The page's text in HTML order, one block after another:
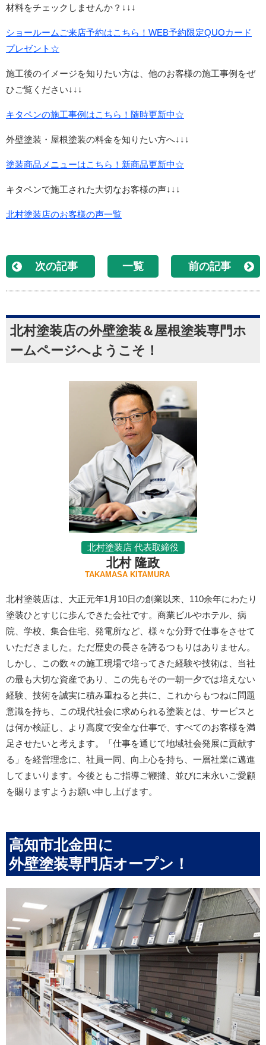
材料をチェックしませんか？↓↓↓
ショールームご来店予約はこちら！WEB予約限定QUOカード
プレゼント☆
施工後のイメージを知りたい方は、他のお客様の施工事例をぜ
ひご覧ください↓↓↓
キタペンの施工事例はこちら！随時更新中☆
外壁塗装・屋根塗装の料金を知りたい方へ↓↓↓
塗装商品メニューはこちら！新商品更新中☆
キタペンで施工された大切なお客様の声↓↓↓
北村塗装店のお客様の声一覧
次の記事 一覧 前の記事
北村塗装店の外壁塗装＆屋根塗装専門ホ
ームページへようこそ！
北村塗装店 代表取締役
北村 隆政
TAKAMASA KITAMURA
北村塗装店は、大正元年1月10日の創業以来、110余年にわたり
塗装ひとすじに歩んできた会社です。商業ビルやホテル、病
院、学校、集合住宅、発電所など、様々な分野で仕事をさせて
いただきました。ただ歴史の長さを誇るつもりはありません。
しかし、この数々の施工現場で培ってきた経験や技術は、当社
の最も大切な資産であり、この先もその一朝一夕では培えない
経験、技術を誠実に積み重ねると共に、これからもつねに問題
意識を持ち、この現代社会に求められる塗装とは、サービスと
は何か検証し、より高度で安全な仕事で、すべてのお客様を満
足させたいと考えます。「仕事を通じて地域社会発展に貢献す
る」を経営理念に、社員一同、向上心を持ち、一層社業に邁進
してまいります。今後ともご指導ご鞭撻、並びに末永いご愛顧
を賜りますようお願い申し上げます。
高知市北金田に
外壁塗装専門店オープン！